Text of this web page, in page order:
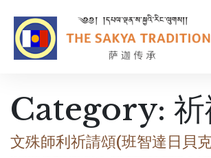
Category:
文殊師利祈請頌(班智達日貝